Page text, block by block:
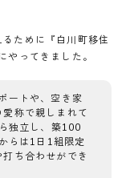
ために『白川町移住
ってきました。
ートや、空き家
称で親しまれて
独立し、築100
らは1日1組限定
ち合わせができ